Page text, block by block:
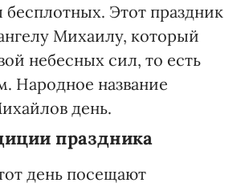
Этот праздник
Михаилу, который
небесных сил, то есть
Народное название
день.
праздника
день посещают